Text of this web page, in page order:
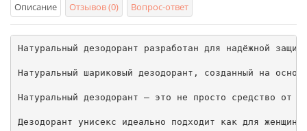
Описание Отзывов (0) Вопрос-ответ
Натуральный дезодорант разработан для надёжной
Натуральный шариковый дезодорант, созданный на
Натуральный дезодорант – это не просто средство от
Дезодорант унисекс идеально подходит как для